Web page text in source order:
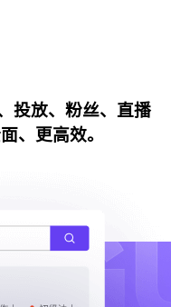
投放、粉丝、直播
、更高效。